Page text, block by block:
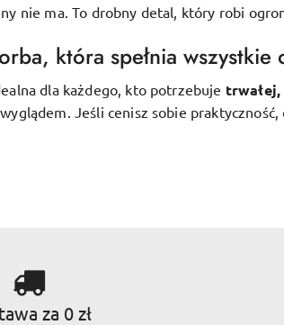
nie ma. To drobny detal, który robi
która spełnia wszystkie
dla każdego, kto potrzebuje
Jeśli cenisz sobie
za 0 zł